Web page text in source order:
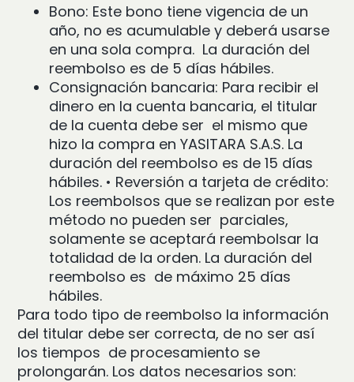
Bono: Este bono tiene vigencia de un
año, no es acumulable y deberá usarse
en una sola compra. La duración del
reembolso es de 5 días hábiles.
Consignación bancaria: Para recibir el
dinero en la cuenta bancaria, el titular
de la cuenta debe ser el mismo que
hizo la compra en YASITARA S.A.S. La
duración del reembolso es de 15 días
hábiles. • Reversión a tarjeta de crédito:
Los reembolsos que se realizan por este
método no pueden ser parciales,
solamente se aceptará reembolsar la
totalidad de la orden. La duración del
reembolso es de máximo 25 días
hábiles.
Para todo tipo de reembolso la información
del titular debe ser correcta, de no ser así
los tiempos de procesamiento se
prolongarán. Los datos necesarios son: